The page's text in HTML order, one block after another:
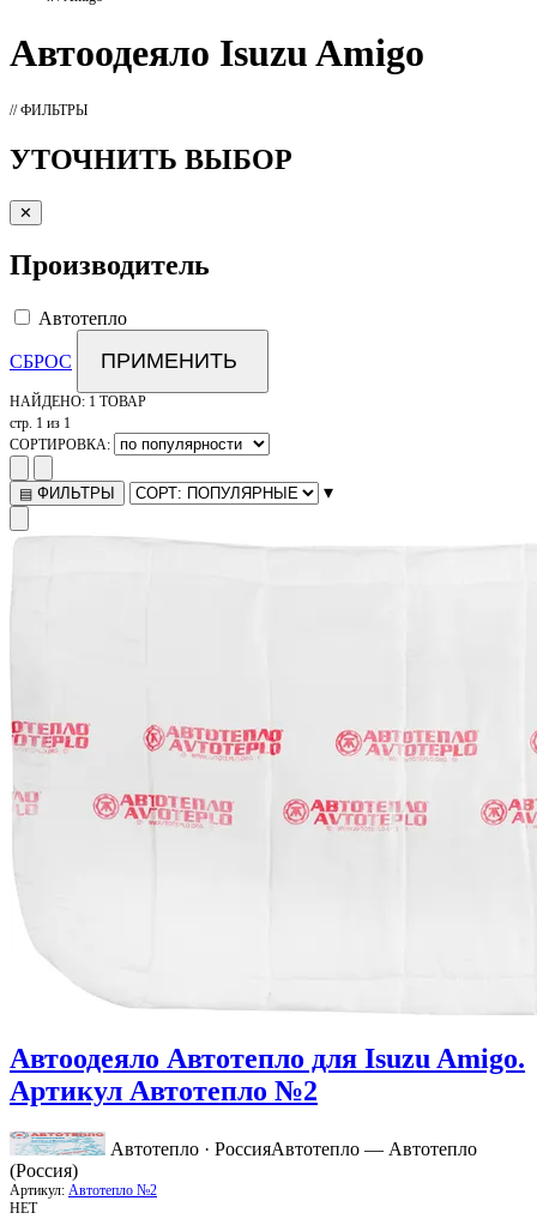
Автоодеяло Isuzu Amigo
// ФИЛЬТРЫ
УТОЧНИТЬ ВЫБОР
✕
Производитель
Автотепло
СБРОС ПРИМЕНИТЬ
НАЙДЕНО: 1 ТОВАР
стр. 1 из 1
СОРТИРОВКА:
▤ ФИЛЬТРЫ ▾
Автоодеяло Автотепло для Isuzu Amigo.
Артикул Автотепло №2
Автотепло · РоссияАвтотепло — Автотепло
(Россия)
Артикул: Автотепло №2
НЕТ